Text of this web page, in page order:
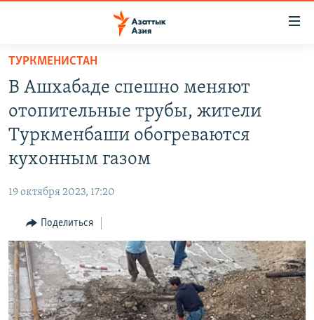
Вернуться
основному
содержанию
Вернутся
главной
Вернутся
поиску
ЦЕНТРАЛЬНАЯ АЗИЯ
ВОЙНА В УКРАИНЕ
КЫРГЫЗЧА
ЎЗБЕКЧА
ТОҶИКӢ
TÜRKMENÇE
ПОДПИШИТЕСЬ НА НАС В СОЦСЕТЯХ
Все сайты РСЕ/РС
ТУРКМЕНИСТАН
В Ашхабаде спешно меняют
отопительные трубы, жители
Туркменбаши обогреваются
кухонным газом
19 октября 2023, 17:20
Поделиться